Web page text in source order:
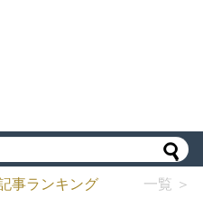
事ランキング 一覧 ＞